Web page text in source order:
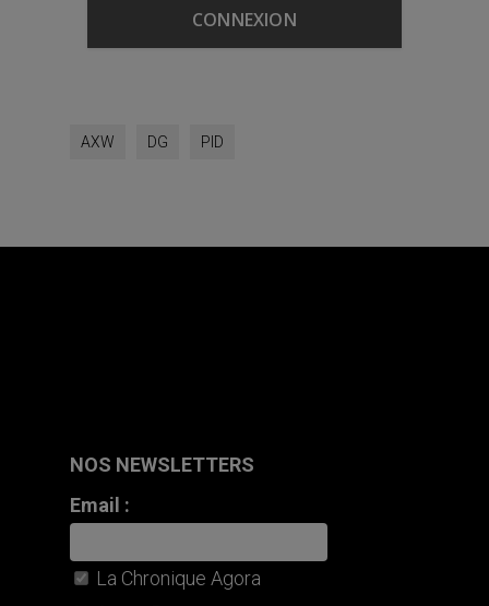
AXW DG PID
NOS NEWSLETTERS
Email :
La Chronique Agora